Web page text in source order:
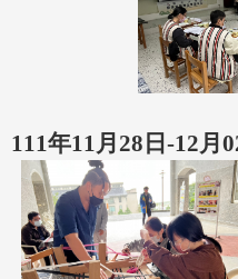
111年11月28日-12月